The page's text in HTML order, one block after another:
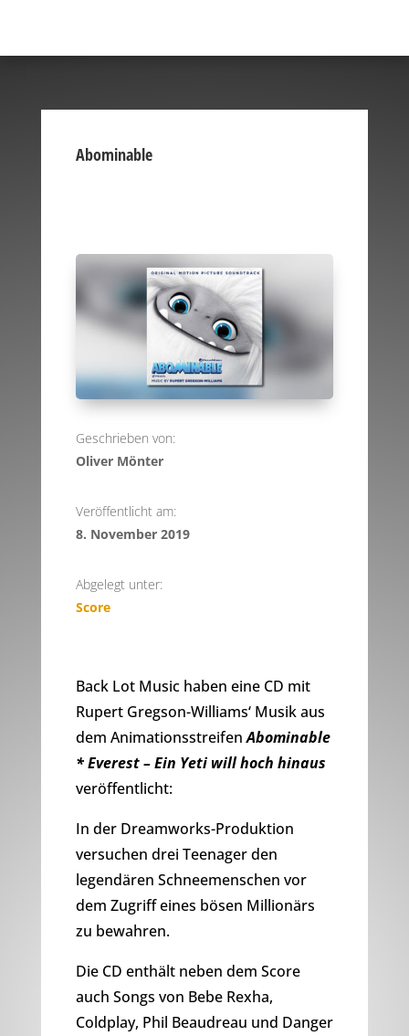
Abominable
Geschrieben von:
Oliver Mönter
Veröffentlicht am:
8. November 2019
Abgelegt unter:
Score
Back Lot Music haben eine CD mit
Rupert Gregson-Williams‘ Musik aus
dem AnimationsstreifenAbominable
* Everest – Ein Yeti will hoch hinaus
veröffentlicht:
In der Dreamworks-Produktion
versuchen drei Teenager den
legendären Schneemenschen vor
dem Zugriff eines bösen Millionärs
zu bewahren.
Die CD enthält neben dem Score
auch Songs von Bebe Rexha,
Coldplay, Phil Beaudreau und Danger